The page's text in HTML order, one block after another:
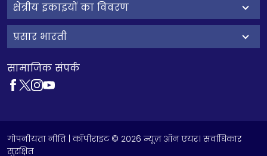
क्षेत्रीय इकाइयों का विवरण
प्रसार भारती
सामाजिक संपर्क
गोपनीयता नीति | कॉपीराइट © 2026 न्यूज़ ऑन एयर। सर्वाधिकार
सुरक्षित